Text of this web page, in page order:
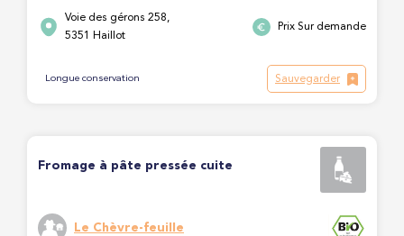
Voie des gérons 258,
5351 Haillot
Prix Sur demande
Longue conservation Sauvegarder
Fromage à pâte pressée cuite
Le Chèvre-feuille